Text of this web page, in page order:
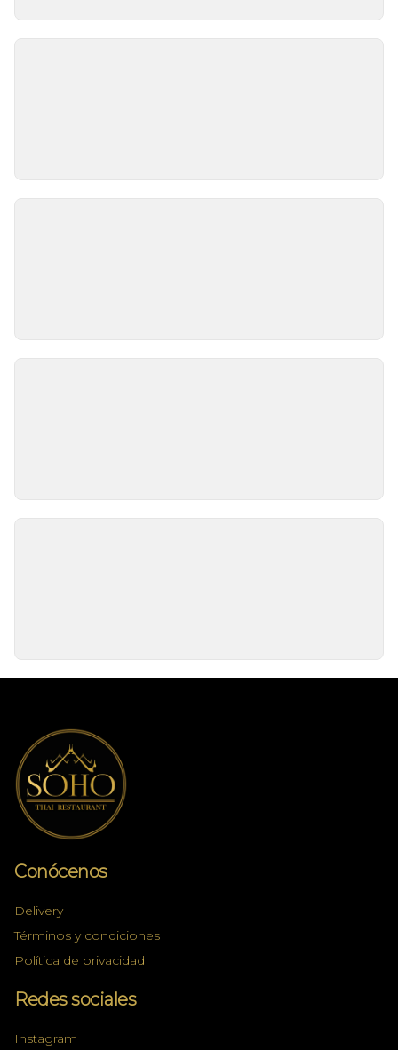
Conócenos
Delivery
Términos y condiciones
Política de privacidad
Redes sociales
Instagram